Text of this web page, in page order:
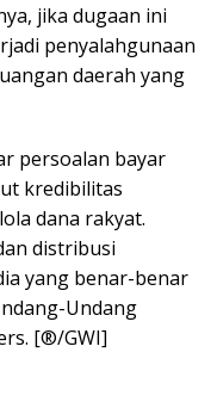
jika dugaan ini
penyalahgunaan
daerah yang
persoalan bayar
kredibilitas
dana rakyat.
distribusi
yang benar-benar
Undang
[®/GWI]